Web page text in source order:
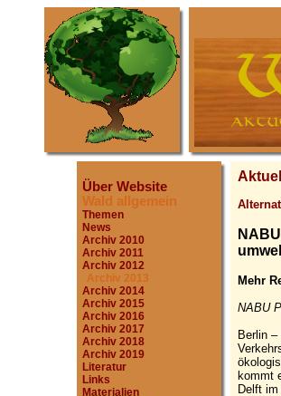
Über Website
Wald allgemein
Themen
News
Archiv 2010
Archiv 2011
Archiv 2012
Archiv 2013
Archiv 2014
Archiv 2015
Archiv 2016
Archiv 2017
Archiv 2018
Archiv 2019
Literatur
Links
Materialien
Aktuell
Mehr
NABU
Berlin –
kommt
Delft im